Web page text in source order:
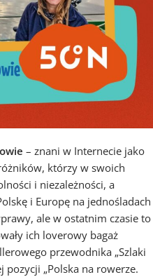
– znani w Internecie jako
którzy w swoich
i niezależności, a
i Europę na jednośladach
ale w ostatnim czasie to
ich loverowy bagaż
przewodnika „Szlaki
pozycji „Polska na rowerze.